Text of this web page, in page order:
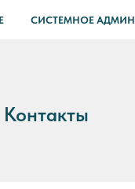
СИСТЕМНОЕ
Контакты